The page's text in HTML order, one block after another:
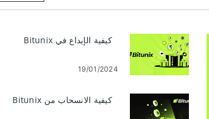
كيفية الإيداع في Bitunix
19/01/2024
كيفية الانسحاب من Bitunix